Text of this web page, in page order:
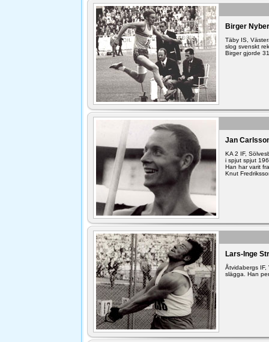
Birger
Täby IS,
slog svenskt
Birger gjorde
Jan
KA 2 IF,
i spjut spjut
Han har varit
Knut
Lars-Inge
Åtvidabergs IF,
slägga. Han